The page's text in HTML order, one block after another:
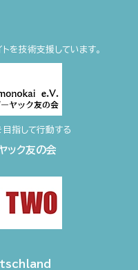
を技術支援しています。
目指して行動する
ック友の会